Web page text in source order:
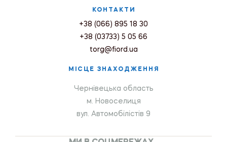
КОНТАКТИ
+38 (066) 895 18 30
+38 (03733) 5 05 66
torg@fiord.ua
МІСЦЕ ЗНАХОДЖЕННЯ
Чернівецька область
м. Новоселиця
вул. Автомобілістів 9